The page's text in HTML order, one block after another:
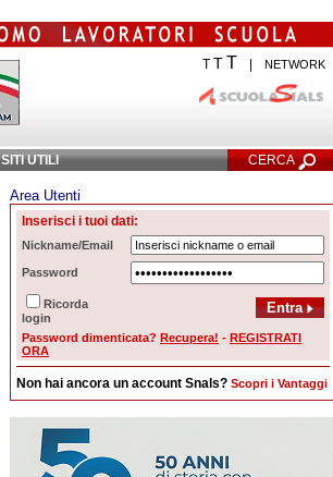
T TT NETWORK
SITI UTILI CERCA
Ricerca Avanzata
Area Utenti
Inserisci i tuoi dati:
Nickname/Email
Password
Ricorda
login
Password dimenticata? Recupera! - REGISTRATI
ORA
Non hai ancora un account Snals? Scopri i Vantaggi